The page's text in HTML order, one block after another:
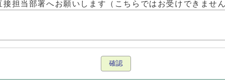
接担当部署へお願いします（こちらではお受けできませ
確認